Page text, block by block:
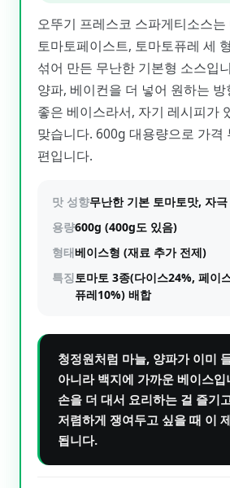
오뚜기 프레스코 스파게티소스
토마토페이스트, 토마토퓨레 세
섞어 만든 무난한 기본형 소스입
양파, 베이컨을 더 넣어 원하는
좋은 베이스라서, 자기 레시피가
맞습니다. 600g 대용량으로 가격
편입니다.
맛 성향무난한 기본 토마토맛, 자
용량600g (400g도 있음)
형태베이스형 (재료 추가 전제)
특징토마토 3종(다이스24%, 페이
퓨레10%) 배합
청정원처럼 마늘, 양파가 이미
아니라 백지에 가까운 베이스입
손을 더 대서 요리하는 걸 즐기
저렴하게 쟁여두고 싶을 때 이
됩니다.